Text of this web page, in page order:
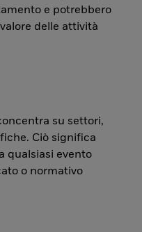
e potrebbero
delle attività
su settori,
Ciò significa
qualsiasi evento
o normativo